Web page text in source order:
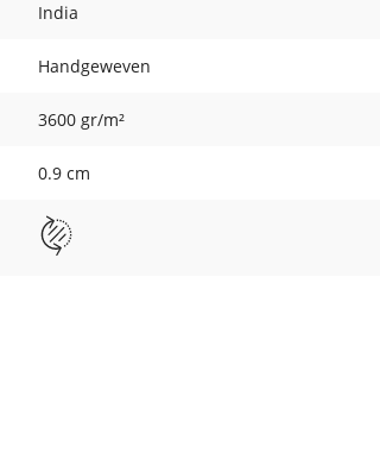
India
Handgeweven
3600 gr/m²
0.9 cm